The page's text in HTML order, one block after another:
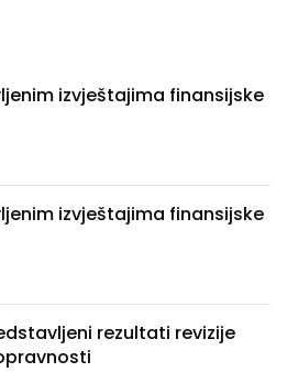
izvještajima finansijske
izvještajima finansijske
rezultati revizije